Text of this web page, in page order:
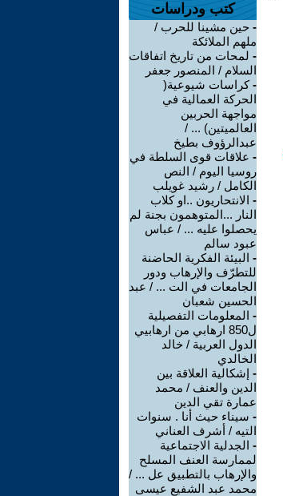
كتب ودراسات
- حين مشينا للحرب /
ملهم الملائكة
- لمحات من تاريخ اتفاقات
السلام / المنصور جعفر
-كراسات شيوعية(
الحركة العمالية في
مواجهة الحربين
العالميتين) ... /
عبدالرؤوف بطيخ
- علاقات قوى السلطة في
روسيا اليوم / النص
الكامل / رشيد غويلب
- الانتحاريون ..او كلاب
النار ...المتوهمون بجنة لم
يحصلوا عليه ... / عباس
عبود سالم
- البيئة الفكرية الحاضنة
للتطرّف والإرهاب ودور
الجامعات في الت ... / عبد
الحسين شعبان
- المعلومات التفصيلية
ل850 ارهابي من ارهابيي
الدول العربية / خالد
الخالدي
- إشكالية العلاقة بين
الدين والعنف / محمد
عمارة تقي الدين
- سيناء حيث أنا . سنوات
التيه / أشرف العناني
- الجدلية الاجتماعية
لممارسة العنف المسلح
والإرهاب بالتطبيق عل ... /
محمد عبد الشفيع عيسى